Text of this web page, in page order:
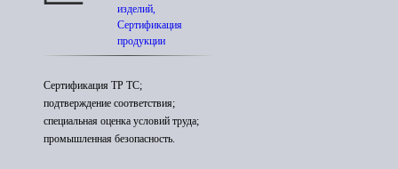
изделий,
Сертификация
продукции
Сертификация ТР ТС;
подтверждение соответствия;
специальная оценка условий труда;
промышленная безопасность.